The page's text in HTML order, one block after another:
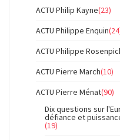
ACTU Philip Kayne(23)
ACTU Philippe Enquin
ACTU Philippe
ACTU Pierre March(10)
ACTU Pierre Ménat(90)
Dix questions sur
défiance et
(19)